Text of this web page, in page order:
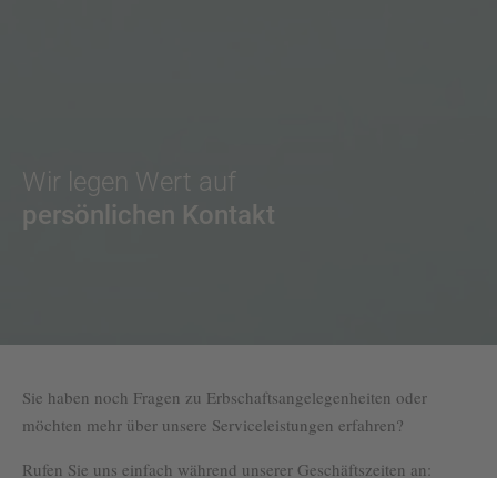
Wir legen Wert auf
persönlichen Kontakt
Sie haben noch Fragen zu Erbschaftsangelegenheiten oder
möchten mehr über unsere Serviceleistungen erfahren?
Rufen Sie uns einfach während unserer Geschäftszeiten an: